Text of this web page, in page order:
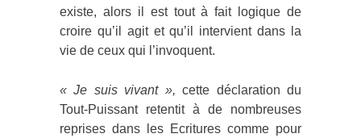
existe, alors il est tout à fait logique de
croire qu’il agit et qu’il intervient dans la
vie de ceux qui l’invoquent.
« Je suis vivant », cette déclaration du
Tout-Puissant retentit à de nombreuses
reprises dans les Ecritures comme pour